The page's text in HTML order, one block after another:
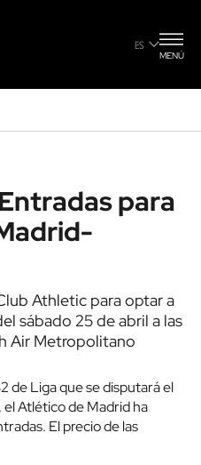
ES
MENÚ
para
Athletic para optar a
sábado 25 de abril a las
Air Metropolitano
de Liga que se disputará el
el Atlético de Madrid ha
El precio de las